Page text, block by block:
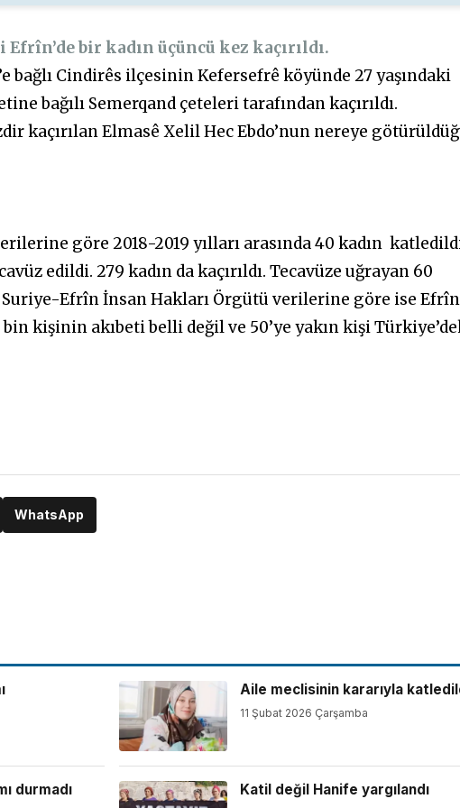
bir kadın üçüncü kez kaçırıldı.
bağlı Cindirês ilçesinin Kefersefrê köyünde 27 yaşındaki
bağılı Semerqand çeteleri tarafından kaçırıldı.
kaçırılan Elmasê Xelil Hec Ebdo’nun nereye
göre 2018-2019 yılları arasında 40 kadın
edildi. 279 kadın da kaçırıldı. Tecavüze uğrayan 60
Efrîn İnsan Hakları Örgütü verilerine göre ise
bin kişinin akıbeti belli değil ve 50’ye yakın kişi
WhatsApp
Aile meclisinin kararıyla
11 Şubat 2026 Çarşamba
durmadı Katil değil Hanife yargılandı